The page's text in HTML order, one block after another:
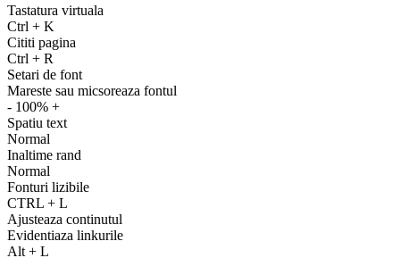
Tastatura virtuala
Ctrl + K
Cititi pagina
Ctrl + R
Setari de font
Mareste sau micsoreaza fontul
- 100% +
Spatiu text
Normal
Inaltime rand
Normal
Fonturi lizibile
CTRL + L
Ajusteaza continutul
Evidentiaza linkurile
Alt + L